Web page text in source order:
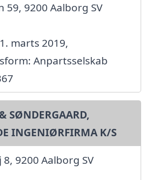
59, 9200 Aalborg SV
marts 2019,
Anpartsselskab
SØNDERGAARD,
INGENIØRFIRMA K/S
9200 Aalborg SV